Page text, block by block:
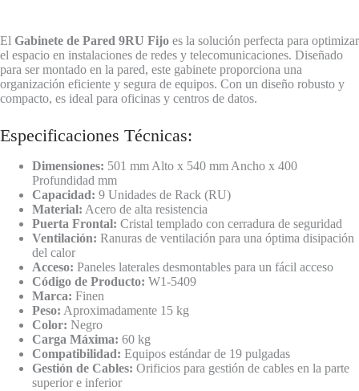
El Gabinete de Pared 9RU Fijo es la solución perfecta para optimizar
el espacio en instalaciones de redes y telecomunicaciones. Diseñado
para ser montado en la pared, este gabinete proporciona una
organización eficiente y segura de equipos. Con un diseño robusto y
compacto, es ideal para oficinas y centros de datos.
Especificaciones Técnicas:
Dimensiones: 501 mm Alto x 540 mm Ancho x 400
Profundidad mm
Capacidad: 9 Unidades de Rack (RU)
Material: Acero de alta resistencia
Puerta Frontal: Cristal templado con cerradura de seguridad
Ventilación: Ranuras de ventilación para una óptima disipación
del calor
Acceso: Paneles laterales desmontables para un fácil acceso
Código de Producto: W1-5409
Marca: Finen
Peso: Aproximadamente 15 kg
Color: Negro
Carga Máxima: 60 kg
Compatibilidad: Equipos estándar de 19 pulgadas
Gestión de Cables: Orificios para gestión de cables en la parte
superior e inferior